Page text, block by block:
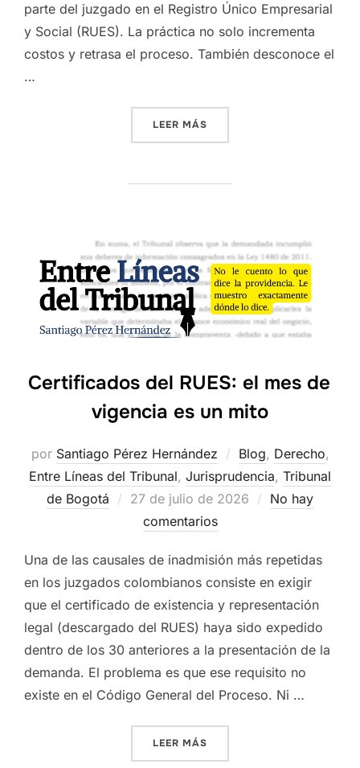
parte del juzgado en el Registro Único Empresarial
y Social (RUES). La práctica no solo incrementa
costos y retrasa el proceso. También desconoce el
…
LEER MÁS
Certificados del RUES: el mes de
vigencia es un mito
por Santiago Pérez Hernández Blog, Derecho,
Entre Líneas del Tribunal, Jurisprudencia, Tribunal
de Bogotá
Publicado
27 de julio de 2026
No hay
comentarios
Una de las causales de inadmisión más repetidas
en los juzgados colombianos consiste en exigir
que el certificado de existencia y representación
legal (descargado del RUES) haya sido expedido
dentro de los 30 anteriores a la presentación de la
demanda. El problema es que ese requisito no
existe en el Código General del Proceso. Ni …
LEER MÁS